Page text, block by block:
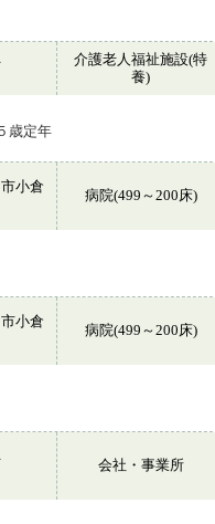
介護老人福祉施設(特
養)
歳定年
小倉
病院(499～200床)
小倉
病院(499～200床)
会社・事業所